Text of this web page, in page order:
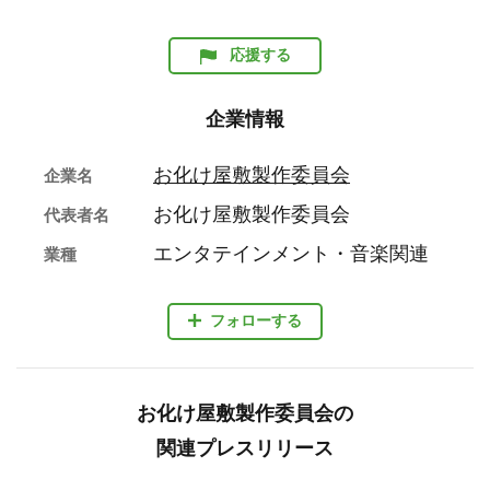
応援する
企業情報
フォローする
企業名 お化け屋敷製作委員会
代表者名 お化け屋敷製作委員会
業種 エンタテインメント・音楽関連
お化け屋敷製作委員会の
関連プレスリリース